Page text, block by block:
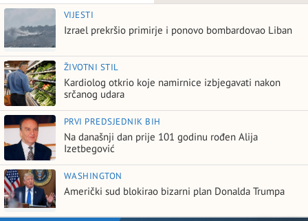
VIJESTI
Izrael prekršio primirje i ponovo bombardovao Liban
ŽIVOTNI STIL
Kardiolog otkrio koje namirnice izbjegavati nakon
srčanog udara
PRVI PREDSJEDNIK BIH
Na današnji dan prije 101 godinu rođen Alija
Izetbegović
WASHINGTON
Američki sud blokirao bizarni plan Donalda Trumpa